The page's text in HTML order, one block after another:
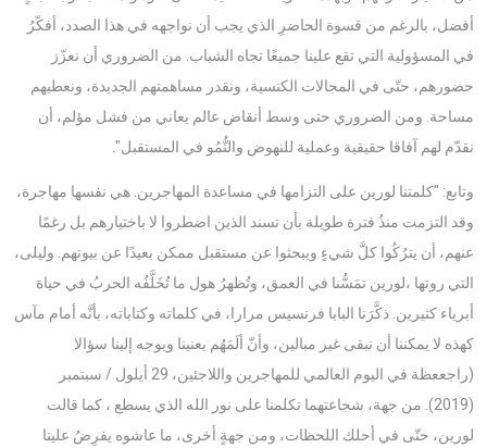
أفضل، بالرغم من قسوة الحاضرِ الذي يجب أن نواجهه في هذا الصدد، أفكّرُ
في المسؤولية التي تقع علينا جميعًا تجاه الشباب. من الضروري أن نعزّز
حضورهم، حتّى في المجالات الكنسية، ونقدر مساهمتهم الجديدة، ونعطيهم
مساحة. ومن الضروري حتى وسط أنقاض عالم يعاني من فشل مؤلم، أن
نقدّم لهم آفاقا حقيقية وعملية للنهوض والنُّمُو في المستقبل".
وتابع: "كلمتنا لورين على التزامها في مساعدة المهاجرين. هي نفسها مهاجرة،
وقد التزمت منذُ فترة طويلة بأن تسند الذين اضطروا لا باختيارهم بل رغمًا
عنهم، أن يترُكُوا كلَّ شيءٍ ويبحثوا عن مستقبل ممكن بعيدًا عن بيوتهم. وليلى،
التي روتها ،لورين تمَسُّنا في العمق، وتُظهرُ هول ما تُخَلَّفُه الحربُ في حياة
أبرياء كثيرين. ذكَّرَنا البابا فرنسيس مرارا، في كلماته وكتاباته، بأنَّه أمام مآس
كهذه لا يمكننا أن نبقى غير مبالين، وأنّ ألَمَهُم يعنينا ويوجه إلينا سؤالا
(راجععظة في اليوم العالمي للمهاجرين واللاجئين، 29 أيلول / سبتمبر
(2019). من جهة، شجاعتهما تكلمنا على نور الله الذي يسطع ، كما قالت
لورين، حتّى في أحلك اللحظات، ومن جهةٍ أخرى، ما عاشوه يفرِضُ علينا